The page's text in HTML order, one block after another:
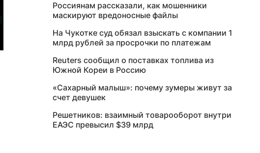
Россиянам рассказали, как мошенники
маскируют вредоносные файлы
На Чукотке суд обязал взыскать с компании 1
млрд рублей за просрочки по платежам
Reuters сообщил о поставках топлива из
Южной Кореи в Россию
«Сахарный малыш»: почему зумеры живут за
счет девушек
Решетников: взаимный товарооборот внутри
ЕАЭС превысил $39 млрд